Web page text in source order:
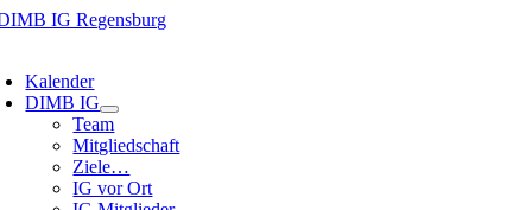
Zum
Kalender
DIMB IG
Team
Mitgliedschaft
Ziele…
IG vor Ort